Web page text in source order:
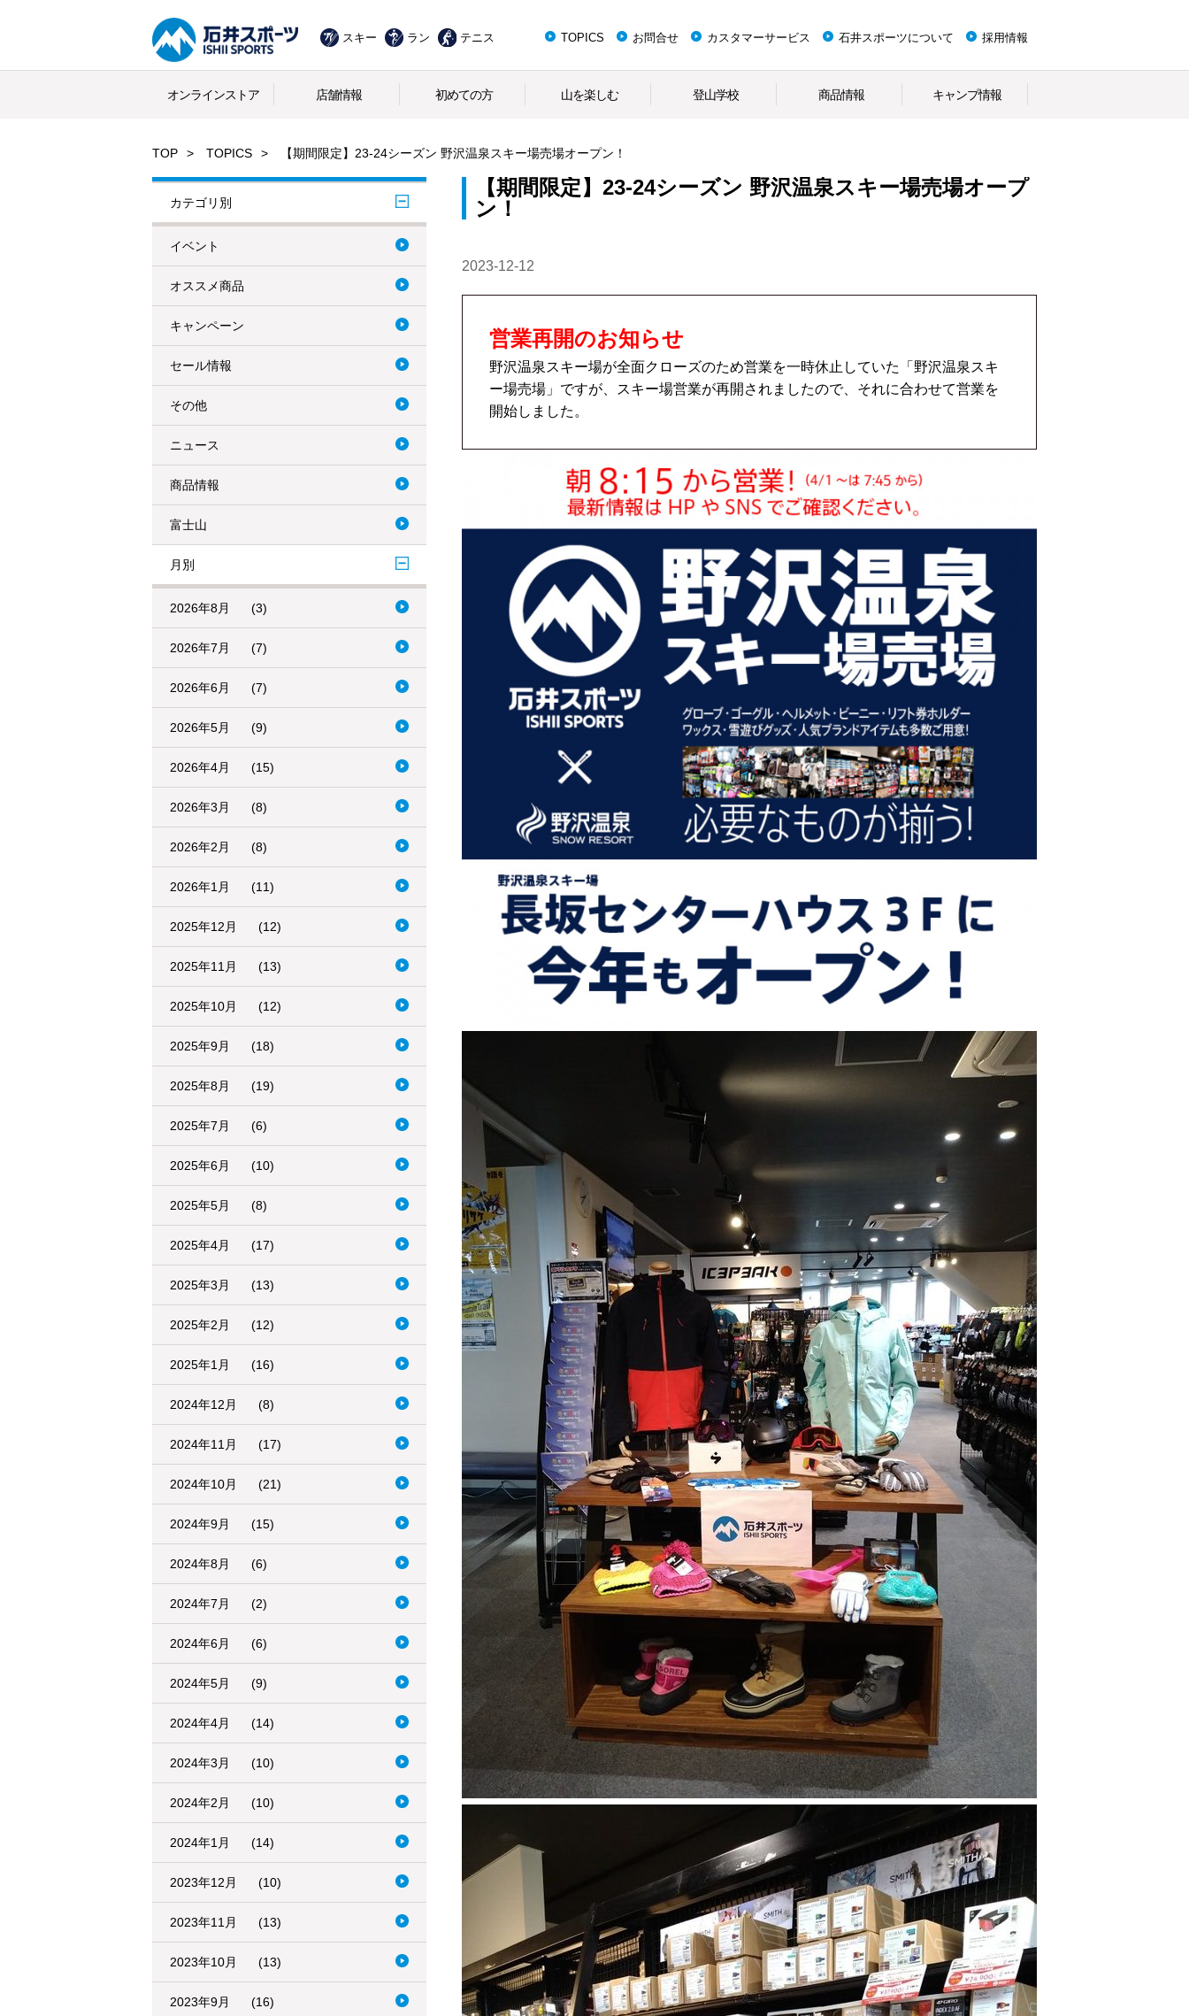
スキー ラン テニス TOPICS お問合せ カスタマーサービス 石井スポーツについて 採用情報
オンラインストア 店舗情報 初めての方 山を楽しむ 登山学校 商品情報 キャンプ情報
TOP TOPICS 【期間限定】23-24シーズン 野沢温泉スキー場売場オープン！
カテゴリ別
イベント
オススメ商品
キャンペーン
セール情報
その他
ニュース
商品情報
富士山
月別
2026年8月 (3)
2026年7月 (7)
2026年6月 (7)
2026年5月 (9)
2026年4月 (15)
2026年3月 (8)
2026年2月 (8)
2026年1月 (11)
2025年12月 (12)
2025年11月 (13)
2025年10月 (12)
2025年9月 (18)
2025年8月 (19)
2025年7月 (6)
2025年6月 (10)
2025年5月 (8)
2025年4月 (17)
2025年3月 (13)
2025年2月 (12)
2025年1月 (16)
2024年12月 (8)
2024年11月 (17)
2024年10月 (21)
2024年9月 (15)
2024年8月 (6)
2024年7月 (2)
2024年6月 (6)
2024年5月 (9)
2024年4月 (14)
2024年3月 (10)
2024年2月 (10)
2024年1月 (14)
2023年12月 (10)
2023年11月 (13)
2023年10月 (13)
2023年9月 (16)
【期間限定】23-24シーズン 野沢温泉スキー場売場オープ
ン！
2023-12-12
営業再開のお知らせ
野沢温泉スキー場が全面クローズのため営業を一時休止していた「野沢温泉スキ
ー場売場」ですが、スキー場営業が再開されましたので、それに合わせて営業を
開始しました。